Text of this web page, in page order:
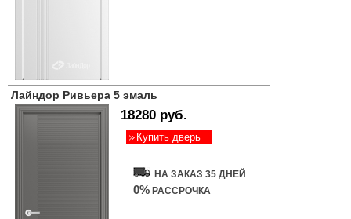
Лайндор Ривьера 5 эмаль
18280 руб.
Купить дверь
НА ЗАКАЗ 35 ДНЕЙ
0% РАССРОЧКА